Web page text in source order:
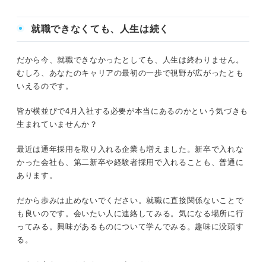
就職できなくても、人生は続く
だから今、就職できなかったとしても、人生は終わりません。
むしろ、あなたのキャリアの最初の一歩で視野が広がったとも
いえるのです。
皆が横並びで4月入社する必要が本当にあるのかという気づきも
生まれていませんか？
最近は通年採用を取り入れる企業も増えました。新卒で入れな
かった会社も、第二新卒や経験者採用で入れることも、普通に
あります。
だから歩みは止めないでください。就職に直接関係ないことで
も良いのです。会いたい人に連絡してみる。気になる場所に行
ってみる。興味があるものについて学んでみる。趣味に没頭す
る。